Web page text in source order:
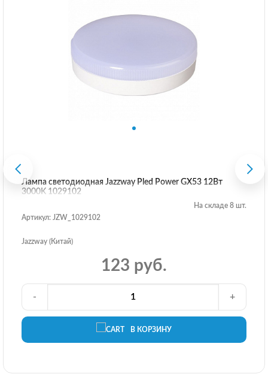
Лампа светодиодная Jazzway Pled Power GX53 12Вт
3000K 1029102
На складе 8 шт.
Артикул: JZW_1029102
Jazzway (Китай)
123 руб.
В КОРЗИНУ
- +